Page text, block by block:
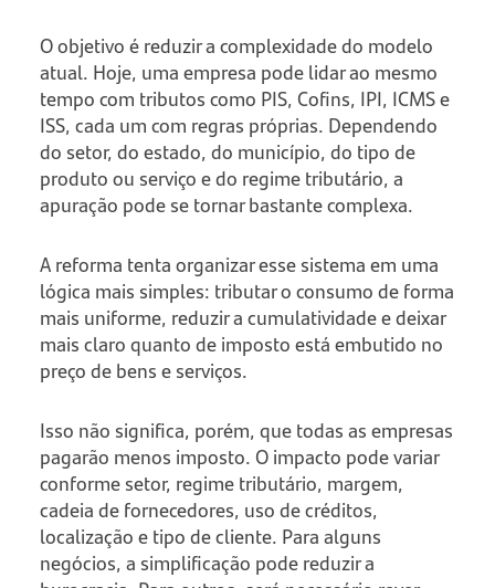
O objetivo é reduzir a complexidade do modelo
atual. Hoje, uma empresa pode lidar ao mesmo
tempo com tributos como PIS, Cofins, IPI, ICMS e
ISS, cada um com regras próprias. Dependendo
do setor, do estado, do município, do tipo de
produto ou serviço e do regime tributário, a
apuração pode se tornar bastante complexa.
A reforma tenta organizar esse sistema em uma
lógica mais simples: tributar o consumo de forma
mais uniforme, reduzir a cumulatividade e deixar
mais claro quanto de imposto está embutido no
preço de bens e serviços.
Isso não significa, porém, que todas as empresas
pagarão menos imposto. O impacto pode variar
conforme setor, regime tributário, margem,
cadeia de fornecedores, uso de créditos,
localização e tipo de cliente. Para alguns
negócios, a simplificação pode reduzir a